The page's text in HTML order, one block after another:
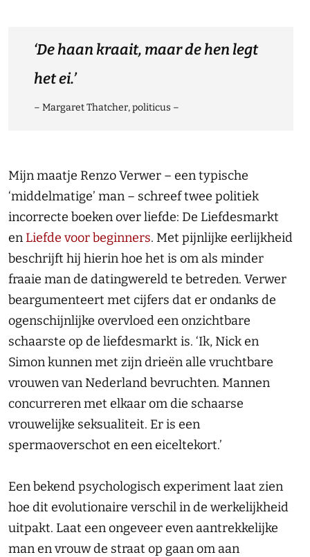
‘De haan kraait, maar de hen legt
het ei.’
– Margaret Thatcher, politicus –
Mijn maatje Renzo Verwer – een typische
‘middelmatige’ man – schreef twee politiek
incorrecte boeken over liefde: De Liefdesmarkt
enLiefde voor beginners. Met pijnlijke eerlijkheid
beschrijft hij hierin hoe het is om als minder
fraaie man de datingwereld te betreden. Verwer
beargumenteert met cijfers dat er ondanks de
ogenschijnlijke overvloed een onzichtbare
schaarste op de liefdesmarkt is. ‘Ik, Nick en
Simon kunnen met zijn drieën alle vruchtbare
vrouwen van Nederland bevruchten. Mannen
concurreren met elkaar om die schaarse
vrouwelijke seksualiteit. Er is een
spermaoverschot en een eiceltekort.’
Een bekend psychologisch experiment laat zien
hoe dit evolutionaire verschil in de werkelijkheid
uitpakt. Laat een ongeveer even aantrekkelijke
man en vrouw de straat op gaan om aan